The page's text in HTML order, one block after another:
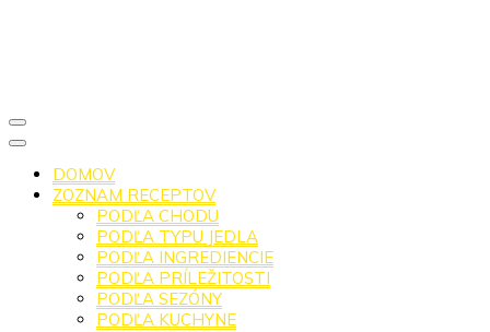
DOMOV
ZOZNAM RECEPTOV
PODĽA CHODU
PODĽA TYPU JEDLA
PODĽA INGREDIENCIE
PODĽA PRÍLEŽITOSTI
PODĽA SEZÓNY
PODĽA KUCHYNE